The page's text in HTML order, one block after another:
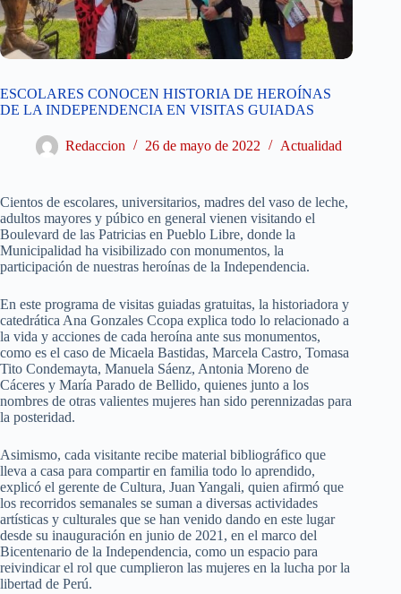
ESCOLARES CONOCEN HISTORIA DE HEROÍNAS
DE LA INDEPENDENCIA EN VISITAS GUIADAS
Redaccion 26 de mayo de 2022 Actualidad
Cientos de escolares, universitarios, madres del vaso de leche,
adultos mayores y púbico en general vienen visitando el
Boulevard de las Patricias en Pueblo Libre, donde la
Municipalidad ha visibilizado con monumentos, la
participación de nuestras heroínas de la Independencia.
En este programa de visitas guiadas gratuitas, la historiadora y
catedrática Ana Gonzales Ccopa explica todo lo relacionado a
la vida y acciones de cada heroína ante sus monumentos,
como es el caso de Micaela Bastidas, Marcela Castro, Tomasa
Tito Condemayta, Manuela Sáenz, Antonia Moreno de
Cáceres y María Parado de Bellido, quienes junto a los
nombres de otras valientes mujeres han sido perennizadas para
la posteridad.
Asimismo, cada visitante recibe material bibliográfico que
lleva a casa para compartir en familia todo lo aprendido,
explicó el gerente de Cultura, Juan Yangali, quien afirmó que
los recorridos semanales se suman a diversas actividades
artísticas y culturales que se han venido dando en este lugar
desde su inauguración en junio de 2021, en el marco del
Bicentenario de la Independencia, como un espacio para
reivindicar el rol que cumplieron las mujeres en la lucha por la
libertad de Perú.